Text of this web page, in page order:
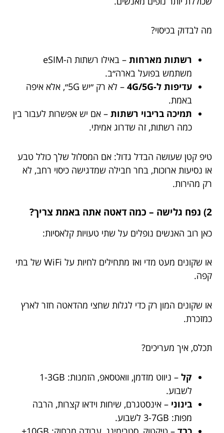
מה לבדוק בכיסוי?
רשתות מארחות
– באילו רשתות ה-eSIM
משתמש בפועל בארה״ב.
עדיפות ל-4G/5G
– לא רק ״יש 5G״, אלא איפה
באמת.
תמיכה בריבוי רשתות – אם יש אפשרות לעבור בין
כמה רשתות, זה שדרוג אמיתי.
טיפ קטן שעושה הבדל גדול: אם המסלול שלך כולל טבע
או נסיעות ארוכות, בחר חבילה שמדגישה כיסוי רחב, לא
רק מהירות.
2) נפח גלישה – כמה דאטה אתה באמת צריך?
כאן רוב האנשים נופלים על שתי טעויות קלאסיות:
או שקונים מעט מדי ואז מתחילים לחיות על WiFi של בתי
קפה.
או שקונים המון רק כדי לגלות שחצי מהדאטה חזר לארץ
כמזכרת.
תכלס, איך מעריכים?
קל
– ניווט מזדמן, וואטסאפ, הזמנות: 1-3GB
לשבוע.
בינוני – אינסטגרם, שיחות וידאו קצרות, הרבה
מפות: 3-7GB לשבוע.